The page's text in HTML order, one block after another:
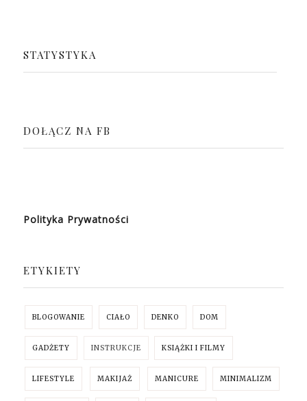
STATYSTYKA
DOŁĄCZ NA FB
Polityka Prywatności
ETYKIETY
BLOGOWANIE CIAŁO DENKO DOM
GADŻETY INSTRUKCJE KSIĄŻKI I FILMY
LIFESTYLE MAKIJAŻ MANICURE MINIMALIZM